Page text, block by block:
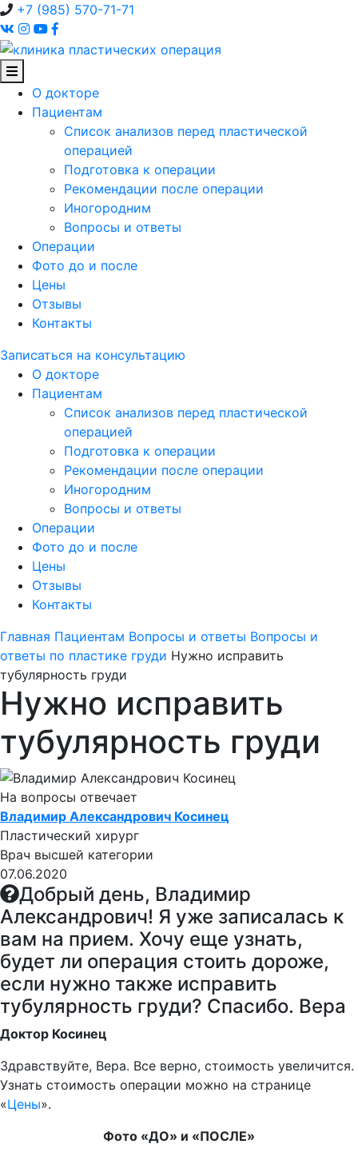
+7 (985) 570-71-71
О докторе
Пациентам
Список анализов перед пластической
операцией
Подготовка к операции
Рекомендации после операции
Иногородним
Вопросы и ответы
Операции
Фото до и после
Цены
Отзывы
Контакты
Записаться на консультацию
О докторе
Пациентам
Список анализов перед пластической
операцией
Подготовка к операции
Рекомендации после операции
Иногородним
Вопросы и ответы
Операции
Фото до и после
Цены
Отзывы
Контакты
Главная Пациентам Вопросы и ответы Вопросы и
ответы по пластике груди Нужно исправить
тубулярность груди
Нужно исправить
тубулярность груди
На вопросы отвечает
Владимир Александрович Косинец
Пластический хирург
Врач высшей категории
07.06.2020
Добрый день, Владимир
Александрович! Я уже записалась к
вам на прием. Хочу еще узнать,
будет ли операция стоить дороже,
если нужно также исправить
тубулярность груди? Спасибо. Вера
Доктор Косинец
Здравствуйте, Вера. Все верно, стоимость увеличится.
Узнать стоимость операции можно на странице
«Цены».
Фото «ДО» и «ПОСЛЕ»